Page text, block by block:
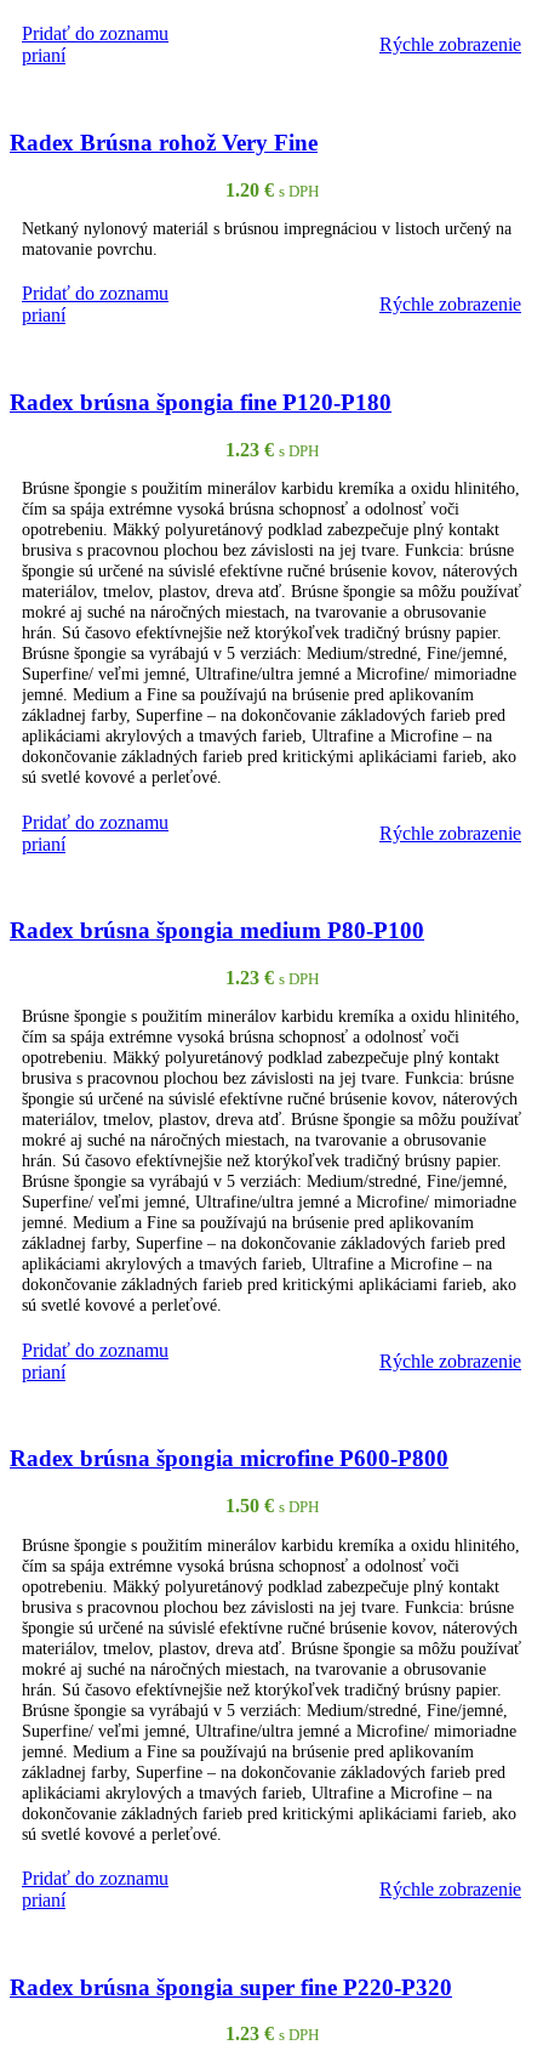
Pridať do zoznamu
prianí
Rýchle zobrazenie
Radex Brúsna rohož Very Fine
1.20 € s DPH
Netkaný nylonový materiál s brúsnou impregnáciou v listoch určený na
matovanie povrchu.
Pridať do zoznamu
prianí
Rýchle zobrazenie
Radex brúsna špongia fine P120-P180
1.23 € s DPH
Brúsne špongie s použitím minerálov karbidu kremíka a oxidu hlinitého,
čím sa spája extrémne vysoká brúsna schopnosť a odolnosť voči
opotrebeniu. Mäkký polyuretánový podklad zabezpečuje plný kontakt
brusiva s pracovnou plochou bez závislosti na jej tvare. Funkcia: brúsne
špongie sú určené na súvislé efektívne ručné brúsenie kovov, náterových
materiálov, tmelov, plastov, dreva atď. Brúsne špongie sa môžu používať
mokré aj suché na náročných miestach, na tvarovanie a obrusovanie
hrán. Sú časovo efektívnejšie než ktorýkoľvek tradičný brúsny papier.
Brúsne špongie sa vyrábajú v 5 verziách: Medium/stredné, Fine/jemné,
Superfine/ veľmi jemné, Ultrafine/ultra jemné a Microfine/ mimoriadne
jemné. Medium a Fine sa používajú na brúsenie pred aplikovaním
základnej farby, Superfine – na dokončovanie základových farieb pred
aplikáciami akrylových a tmavých farieb, Ultrafine a Microfine – na
dokončovanie základných farieb pred kritickými aplikáciami farieb, ako
sú svetlé kovové a perleťové.
Pridať do zoznamu
prianí
Rýchle zobrazenie
Radex brúsna špongia medium P80-P100
1.23 € s DPH
Brúsne špongie s použitím minerálov karbidu kremíka a oxidu hlinitého,
čím sa spája extrémne vysoká brúsna schopnosť a odolnosť voči
opotrebeniu. Mäkký polyuretánový podklad zabezpečuje plný kontakt
brusiva s pracovnou plochou bez závislosti na jej tvare. Funkcia: brúsne
špongie sú určené na súvislé efektívne ručné brúsenie kovov, náterových
materiálov, tmelov, plastov, dreva atď. Brúsne špongie sa môžu používať
mokré aj suché na náročných miestach, na tvarovanie a obrusovanie
hrán. Sú časovo efektívnejšie než ktorýkoľvek tradičný brúsny papier.
Brúsne špongie sa vyrábajú v 5 verziách: Medium/stredné, Fine/jemné,
Superfine/ veľmi jemné, Ultrafine/ultra jemné a Microfine/ mimoriadne
jemné. Medium a Fine sa používajú na brúsenie pred aplikovaním
základnej farby, Superfine – na dokončovanie základových farieb pred
aplikáciami akrylových a tmavých farieb, Ultrafine a Microfine – na
dokončovanie základných farieb pred kritickými aplikáciami farieb, ako
sú svetlé kovové a perleťové.
Pridať do zoznamu
prianí
Rýchle zobrazenie
Radex brúsna špongia microfine P600-P800
1.50 € s DPH
Brúsne špongie s použitím minerálov karbidu kremíka a oxidu hlinitého,
čím sa spája extrémne vysoká brúsna schopnosť a odolnosť voči
opotrebeniu. Mäkký polyuretánový podklad zabezpečuje plný kontakt
brusiva s pracovnou plochou bez závislosti na jej tvare. Funkcia: brúsne
špongie sú určené na súvislé efektívne ručné brúsenie kovov, náterových
materiálov, tmelov, plastov, dreva atď. Brúsne špongie sa môžu používať
mokré aj suché na náročných miestach, na tvarovanie a obrusovanie
hrán. Sú časovo efektívnejšie než ktorýkoľvek tradičný brúsny papier.
Brúsne špongie sa vyrábajú v 5 verziách: Medium/stredné, Fine/jemné,
Superfine/ veľmi jemné, Ultrafine/ultra jemné a Microfine/ mimoriadne
jemné. Medium a Fine sa používajú na brúsenie pred aplikovaním
základnej farby, Superfine – na dokončovanie základových farieb pred
aplikáciami akrylových a tmavých farieb, Ultrafine a Microfine – na
dokončovanie základných farieb pred kritickými aplikáciami farieb, ako
sú svetlé kovové a perleťové.
Pridať do zoznamu
prianí
Rýchle zobrazenie
Radex brúsna špongia super fine P220-P320
1.23 € s DPH